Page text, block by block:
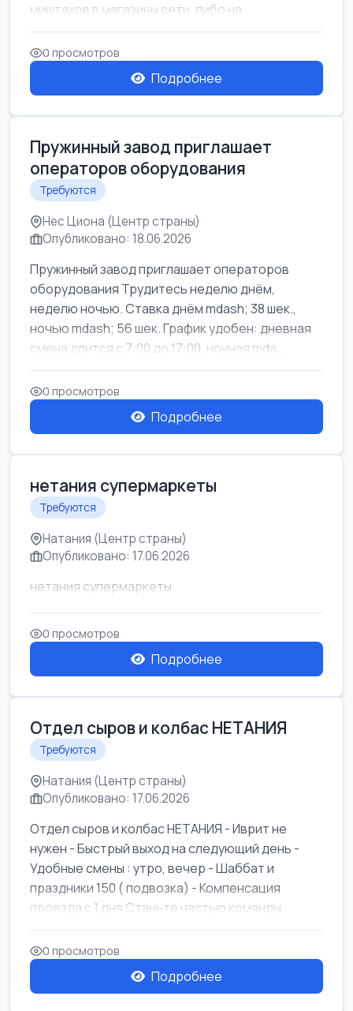
миштахов в магазины сети, либо на...
0 просмотров
Подробнее
Пружинный завод приглашает
операторов оборудования
Требуются
Нес Циона (Центр страны)
Опубликовано: 18.06.2026
Пружинный завод приглашает операторов
оборудования Трудитесь неделю днём,
неделю ночью. Ставка днём mdash; 38 шек.,
ночью mdash; 56 шек. График удобен: дневная
смена длится с 7:00 до 17:00, ночная mda...
0 просмотров
Подробнее
нетания супермаркеты
Требуются
Натания (Центр страны)
Опубликовано: 17.06.2026
нетания супермаркеты
0 просмотров
Подробнее
Отдел сыров и колбас НЕТАНИЯ
Требуются
Натания (Центр страны)
Опубликовано: 17.06.2026
Отдел сыров и колбас НЕТАНИЯ - Иврит не
нужен - Быстрый выход на следующий день -
Удобные смены : утро, вечер - Шаббат и
праздники 150 ( подвозка) - Компенсация
проезда с 1 дня Станьте частью команды ...
0 просмотров
Подробнее